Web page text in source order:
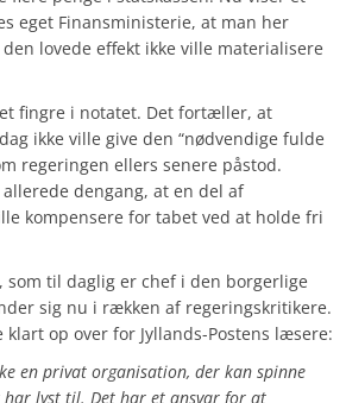
eget Finansministerie, at man her
lovede effekt ikke ville materialisere
fingre i notatet. Det fortæller, at
ikke ville give den “nødvendige fulde
regeringen ellers senere påstod.
dengang, at en del af
kompensere for tabet ved at holde fri
som til daglig er chef i den borgerlige
sig nu i rækken af regeringskritikere.
op over for Jyllands-Postens læsere:
en privat organisation, der kan spinne
har lyst til. Det har et ansvar for at